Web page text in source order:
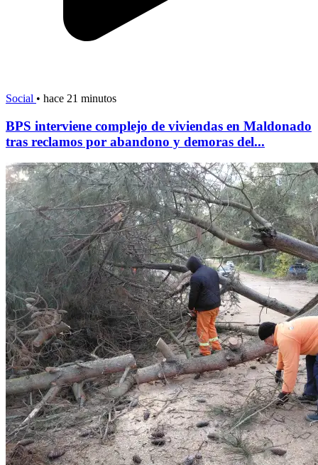
Social • hace 21 minutos
BPS interviene complejo de viviendas en Maldonado
tras reclamos por abandono y demoras del...